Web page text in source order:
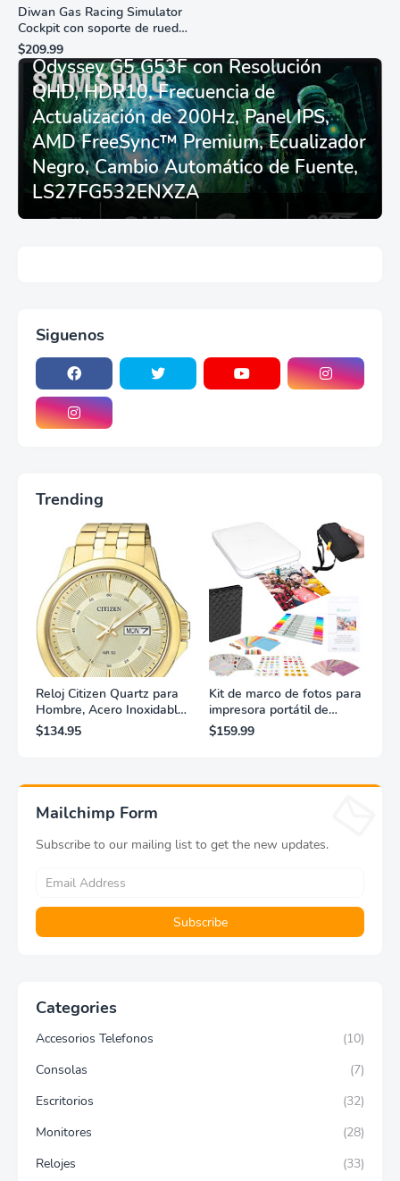
Diwan Gas Racing Simulator
Cockpit con soporte de rueda
de carreras plegable y
asiento - Logitech
G29/920/923/27/25,
Thrustmaster
T248/X/T300RS/T150/458/TX
$209.99
Monitor Gamer SAMSUNG 27”
Odyssey G5 G53F con Resolución
QHD, HDR10, Frecuencia de
Actualización de 200Hz, Panel IPS,
AMD FreeSync™ Premium, Ecualizador
Negro, Cambio Automático de Fuente,
LS27FG532ENXZA
Siguenos
Trending
Reloj Citizen Quartz para
Hombre, Acero Inoxidable,
Clásico, Dorado
$134.95
Kit de marco de fotos para
impresora portátil de
fotografías y vídeos
Lifeprint 3x4,5 (blanca)
$159.99
Mailchimp Form
Subscribe to our mailing list to get the new updates.
Categories
Accesorios Telefonos
(10)
Consolas
(7)
Escritorios
(32)
Monitores
(28)
Relojes
(33)